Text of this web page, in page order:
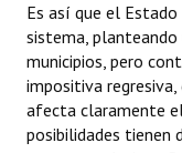
Es así que el
sistema,
municipios, pero
impositiva
afecta claramente
posibilidades tienen